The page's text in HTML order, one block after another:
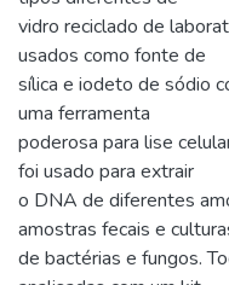
vidro reciclado de
usados como fonte de
sílica e iodeto de sódio
uma ferramenta
poderosa para lise
foi usado para extrair
o DNA de diferentes
amostras fecais e
de bactérias e fungos.